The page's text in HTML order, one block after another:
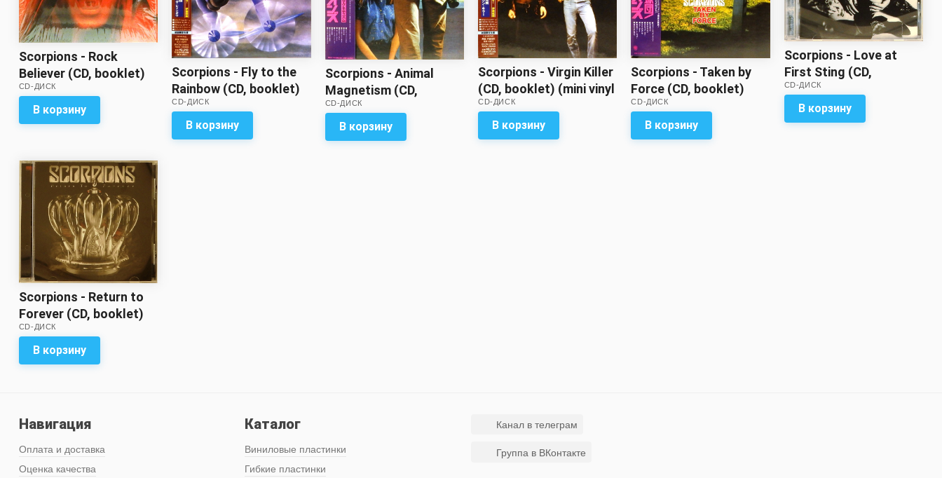
Scorpions - Rock
Believer (CD, booklet)
CD-ДИСК
В корзину
Scorpions - Fly to the
Rainbow (CD, booklet)
(mini vinyl LP replica)
CD-ДИСК
В корзину
Scorpions - Animal
Magnetism (CD,
booklet) (mini vinyl LP
replica, gatefold)
CD-ДИСК
В корзину
Scorpions - Virgin Killer
(CD, booklet) (mini vinyl
LP replica)
CD-ДИСК
В корзину
Scorpions - Taken by
Force (CD, booklet)
(mini vinyl LP replica)
CD-ДИСК
В корзину
Scorpions - Love at
First Sting (CD,
booklet)
CD-ДИСК
В корзину
Scorpions - Return to
Forever (CD, booklet)
CD-ДИСК
В корзину
Навигация
Оплата и доставка
Оценка качества
Каталог
Виниловые пластинки
Гибкие пластинки
Канал в телеграм
Группа в ВКонтакте